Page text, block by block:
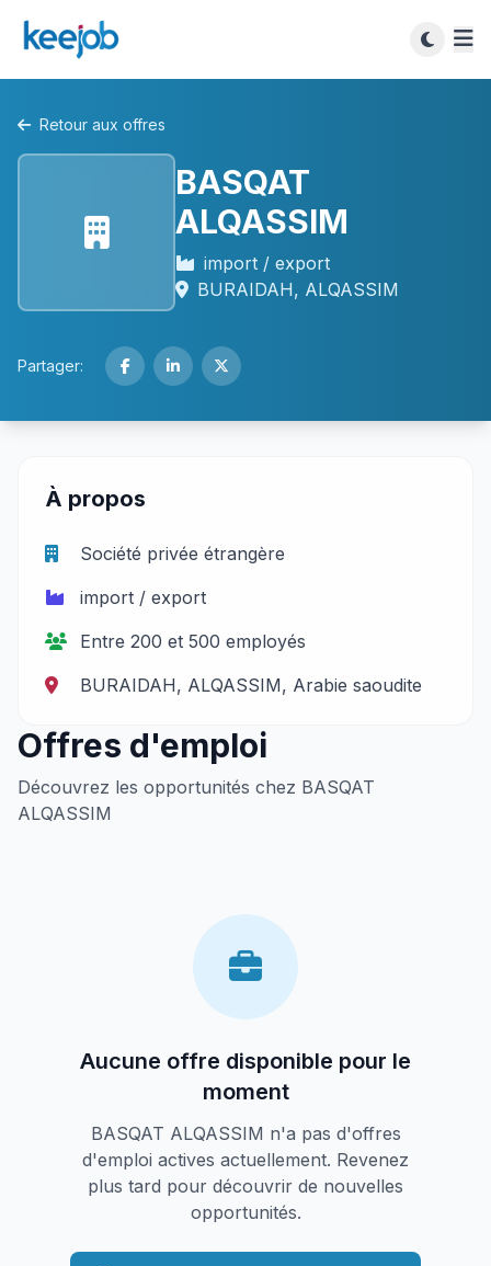
Retour aux offres
BASQAT
ALQASSIM
import / export
BURAIDAH, ALQASSIM
Partager:
À propos
Société privée étrangère
import / export
Entre 200 et 500 employés
BURAIDAH, ALQASSIM, Arabie saoudite
Offres d'emploi
Découvrez les opportunités chez BASQAT
ALQASSIM
Aucune offre disponible pour le
moment
BASQAT ALQASSIM n'a pas d'offres
d'emploi actives actuellement. Revenez
plus tard pour découvrir de nouvelles
opportunités.